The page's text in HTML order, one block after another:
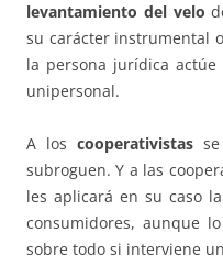
levantamiento del velo
su carácter instrumental
la persona jurídica actúe
unipersonal.
A loscooperativistas
subroguen. Y a las
les aplicará en su caso
consumidores, aunque
sobre todo si interviene